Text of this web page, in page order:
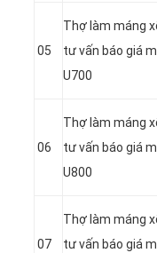
05
Thợ làm máng
tư vấn báo giá
U700
06
Thợ làm máng
tư vấn báo giá
U800
07
Thợ làm máng
tư vấn báo giá